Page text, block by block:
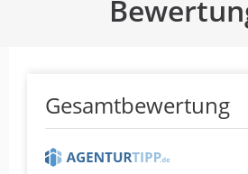
Gesamtbewertung